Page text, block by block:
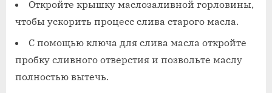
Откройте крышку маслозаливной горловины,
чтобы ускорить процесс слива старого масла.
С помощью ключа для слива масла откройте
пробку сливного отверстия и позвольте маслу
полностью вытечь.